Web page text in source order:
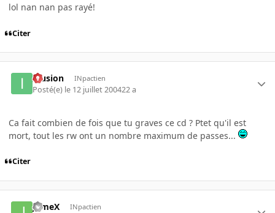
lol nan nan pas rayé!
Citer
Illusion INpactien
Posté(e) le 12 juillet 200422 a
Ca fait combien de fois que tu graves ce cd ? Ptet qu'il est
mort, tout les rw ont un nombre maximum de passes...
Citer
JameX INpactien